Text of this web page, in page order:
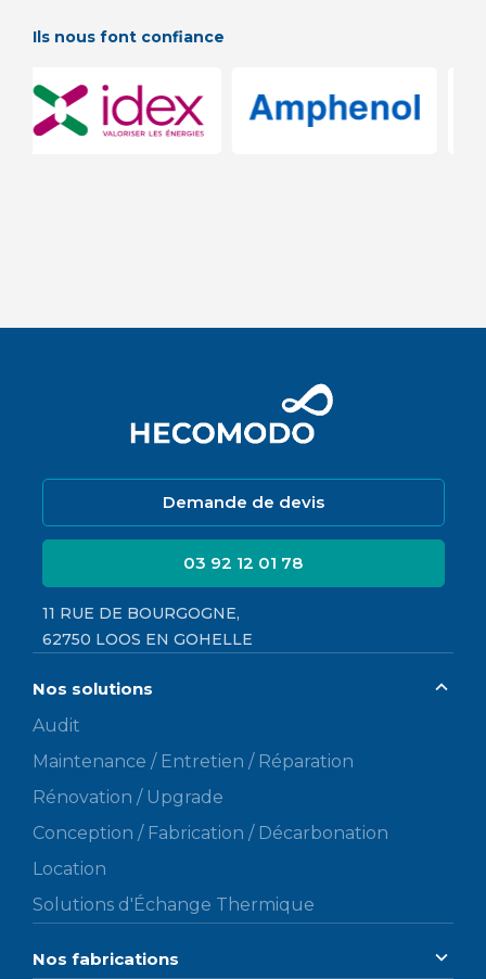
Ils nous font confiance
Nos solutions
Audit
Maintenance / Entretien / Réparation
Rénovation / Upgrade
Conception / Fabrication / Décarbonation
Location
Solutions d'Échange Thermique
Nos fabrications
Demande de devis
03 92 12 01 78
11 RUE DE BOURGOGNE,
62750 LOOS EN GOHELLE